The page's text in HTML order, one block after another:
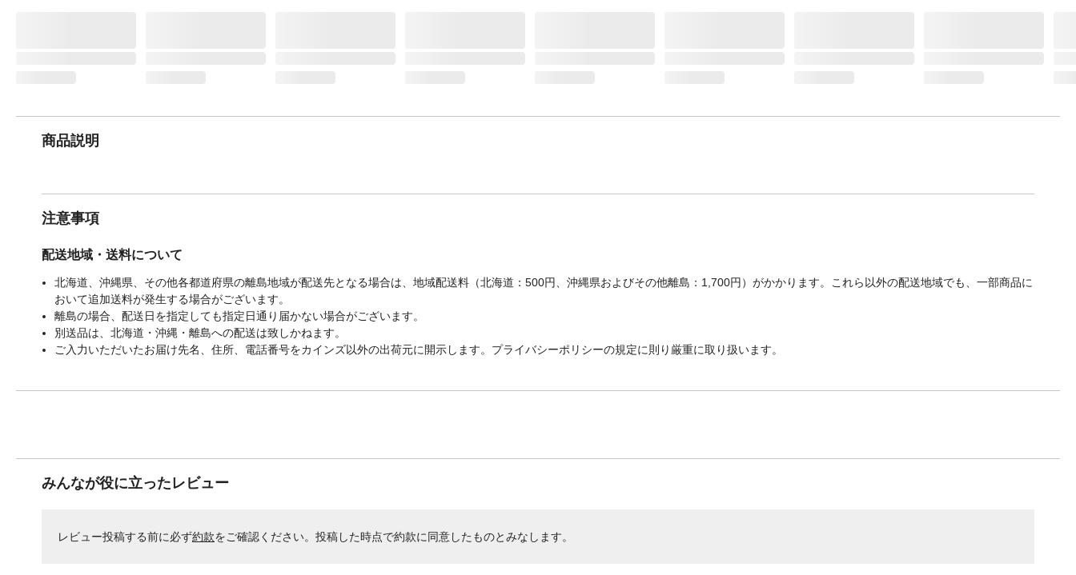
商品説明
注意事項
配送地域・送料について
北海道、沖縄県、その他各都道府県の離島地域が配送先となる場合は、地域配送料（北海道：500円、沖縄県およびその他離島：1,700円）がかかります。これら以外の配送地域でも、一部商品に
おいて追加送料が発生する場合がございます。
離島の場合、配送日を指定しても指定日通り届かない場合がございます。
別送品は、北海道・沖縄・離島への配送は致しかねます。
ご入力いただいたお届け先名、住所、電話番号をカインズ以外の出荷元に開示します。プライバシーポリシーの規定に則り厳重に取り扱います。
みんなが役に立ったレビュー
レビュー投稿する前に必ず約款をご確認ください。投稿した時点で約款に同意したものとみなします。